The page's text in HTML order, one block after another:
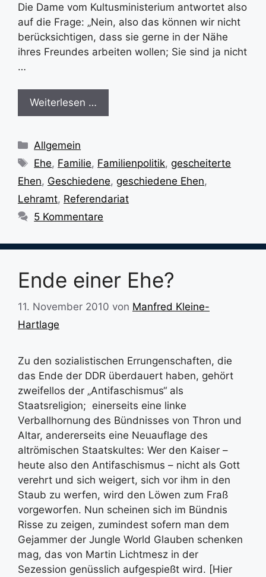
Die Dame vom Kultusministerium antwortet also
auf die Frage: „Nein, also das können wir nicht
berücksichtigen, dass sie gerne in der Nähe
ihres Freundes arbeiten wollen; Sie sind ja nicht
…
Weiterlesen …
Kategorien
Allgemein
Schlagwörter
Ehe, Familie, Familienpolitik,gescheiterte
Ehen, Geschiedene, geschiedene Ehen,
Lehramt, Referendariat
5 Kommentare
Ende einer Ehe?
11. November 2010 von Manfred Kleine-
Hartlage
Zu den sozialistischen Errungenschaften, die
das Ende der DDR überdauert haben, gehört
zweifellos der „Antifaschismus“ als
Staatsreligion; einerseits eine linke
Verballhornung des Bündnisses von Thron und
Altar, andererseits eine Neuauflage des
altrömischen Staatskultes: Wer den Kaiser –
heute also den Antifaschismus – nicht als Gott
verehrt und sich weigert, sich vor ihm in den
Staub zu werfen, wird den Löwen zum Fraß
vorgeworfen. Nun scheinen sich im Bündnis
Risse zu zeigen, zumindest sofern man dem
Gejammer der Jungle World Glauben schenken
mag, das von Martin Lichtmesz in der
Sezession genüsslich aufgespießt wird. [Hier